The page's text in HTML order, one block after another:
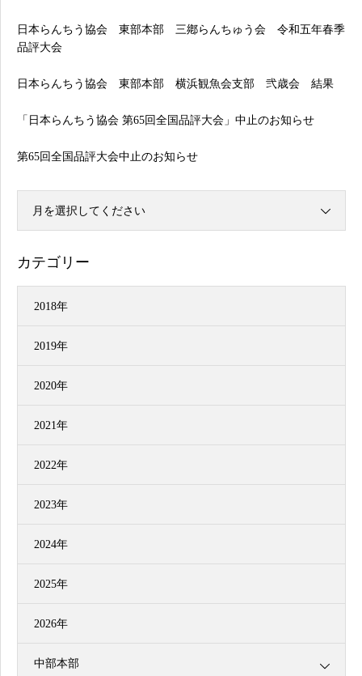
日本らんちう協会 東部本部 三鄕らんちゅう会 令和五年春季
品評大会
日本らんちう協会 東部本部 横浜観魚会支部 弐歳会 結果
「日本らんちう協会 第65回全国品評大会」中止のお知らせ
第65回全国品評大会中止のお知らせ
月を選択してください
カテゴリー
2018年
2019年
2020年
2021年
2022年
2023年
2024年
2025年
2026年
中部本部